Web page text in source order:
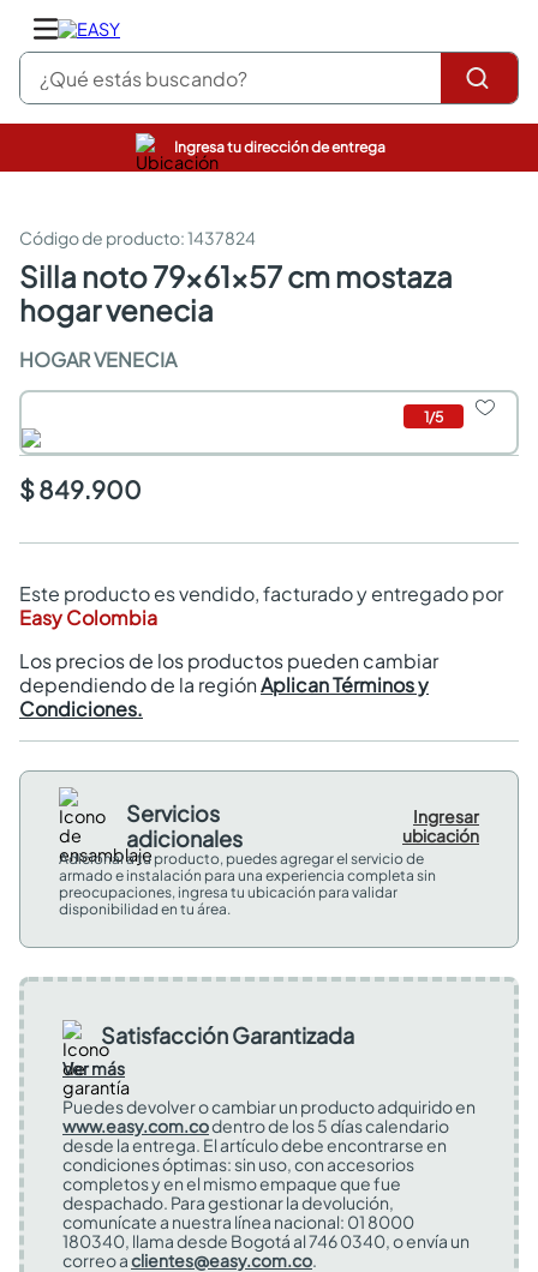
¿Qué estás buscando?
Ingresa tu dirección de entrega
:1437824
silla noto 79x61x57 cm mostaza
hogar venecia
HOGAR VENECIA
1/5
$ 849.900
Este producto es vendido, facturado y entregado por
Easy Colombia
Los precios de los productos pueden cambiar
dependiendo de la regiónAplican Términos y
Condiciones.
Servicios
adicionales
Ingresar
ubicación
Adicional a tu producto, puedes agregar el servicio de
armado e instalación para una experiencia completa sin
preocupaciones, ingresa tu ubicación para validar
disponibilidad en tu área.
Satisfacción Garantizada
Ver más
Puedes devolver o cambiar un producto adquirido en
www.easy.com.codentro de los 5 días calendario
desde la entrega. El artículo debe encontrarse en
condiciones óptimas: sin uso, con accesorios
completos y en el mismo empaque que fue
despachado. Para gestionar la devolución,
comunícate a nuestra línea nacional: 01 8000
180340, llama desde Bogotá al 746 0340, o envía un
correo aclientes@easy.com.co.
pinturas
sanitarios
comedor
escritorio
armarios closet
comedores